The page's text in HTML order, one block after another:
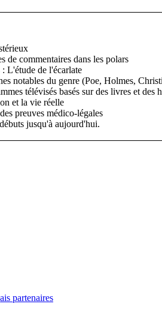
de commentaires dans les polars
L'étude de l'écarlate
notables du genre (Poe, Holmes,
télévisés basés sur des livres et des
et la vie réelle
preuves médico-légales
jusqu'à aujourd'hui.
partenaires